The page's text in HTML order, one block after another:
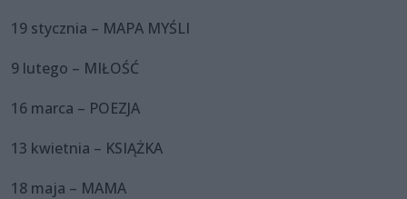
19 stycznia – MAPA MYŚLI
9 lutego – MIŁOŚĆ
16 marca – POEZJA
13 kwietnia – KSIĄŻKA
18 maja – MAMA